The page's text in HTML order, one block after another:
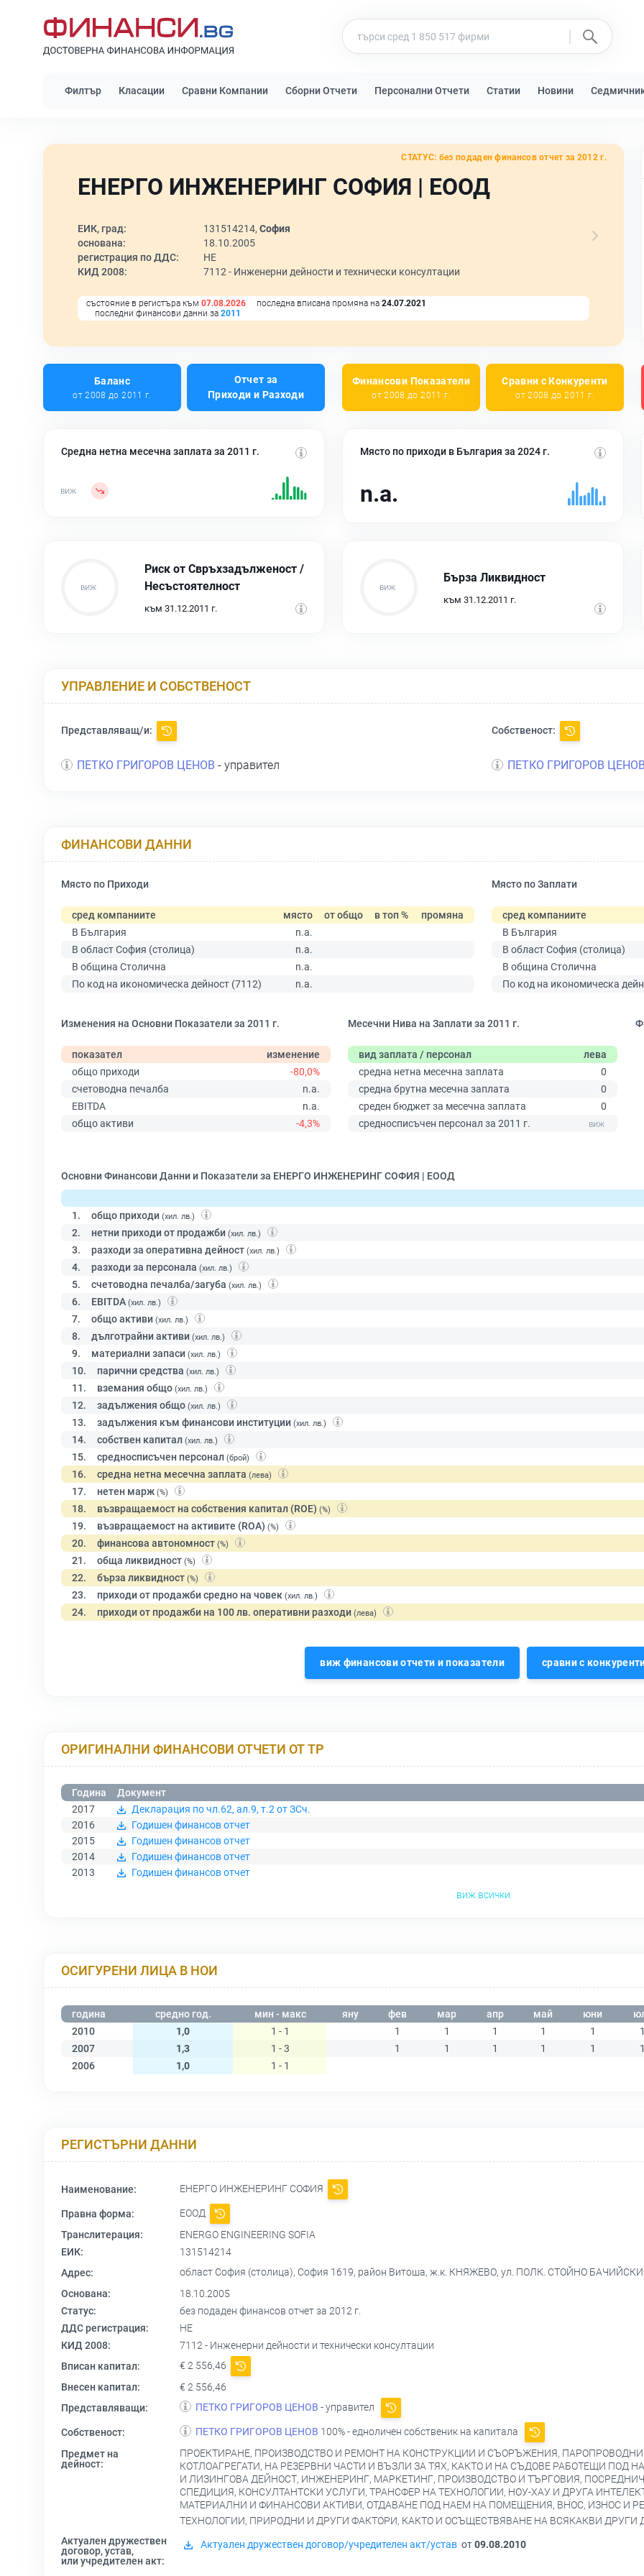
Филтър Класации Сравни Компании Сборни Отчети Персонални Отчети Статии Новини
ЕНЕРГО ИНЖЕНЕРИНГ СОФИЯ | ЕООД
СТАТУС: без подаден финансов отчет за 2012 г.
ЕИК, град: 131514214, София
основана:
18.10.2005
регистрация по ДДС:
НЕ
КИД 2008:
7112 - Инженерни дейности и технически консултации
състояние в регистъра към 07.08.2026 последна вписана промяна на 24.07.2021
последни финансови данни за 2011
Баланс
от 2008 до 2011 г.
Отчет за
Приходи и Разходи
Финансови Показатели
от 2008 до 2011 г.
Сравни с Конкуренти
от 2008 до 2011 г.
Средна нетна месечна заплата за 2011 г. Място по приходи в България за 2024 г.
n.a.
Риск от Свръхзадълженост /
Несъстоятелност
към 31.12.2011 г.
Бърза Ликвидност
към 31.12.2011 г.
УПРАВЛЕНИЕ И СОБСТВЕНОСТ
Представляващ/и:
ПЕТКО ГРИГОРОВ ЦЕНОВ - управител
Собственост:
ПЕТКО ГРИГОРОВ
ФИНАНСОВИ ДАННИ
Място по Приходи
сред компаниите място от общо в топ %
промяна
В България
n.a.
В област София (столица)
n.a.
В община Столична
n.a.
По код на икономическа дейност (7112)
n.a.
Място по Заплати
сред компаниите
В България
В област София (столица)
В община Столична
По код на икономическа
Изменения на Основни Показатели за 2011 г.
показател
изменение
общо приходи
-80,0%
счетоводна печалба
n.a.
EBITDA
n.a.
общо активи
-4,3%
Месечни Нива на Заплати за 2011 г.
вид заплата / персонал
лева
средна нетна месечна заплата
0
средна брутна месечна заплата
0
среден бюджет за месечна заплата
0
средносписъчен персонал за 2011 г.
Основни Финансови Данни и Показатели за ЕНЕРГО ИНЖЕНЕРИНГ СОФИЯ | ЕООД
1. общо приходи (хил. лв.)
2. нетни приходи от продажби (хил. лв.)
3. разходи за оперативна дейност (хил. лв.)
4. разходи за персонала (хил. лв.)
5. счетоводна печалба/загуба (хил. лв.)
6. EBITDA (хил. лв.)
7. общо активи (хил. лв.)
8. дълготрайни активи (хил. лв.)
9. материални запаси (хил. лв.)
10. парични средства (хил. лв.)
11. вземания общо (хил. лв.)
12. задължения общо (хил. лв.)
13. задължения към финансови институции (хил. лв.)
14. собствен капитал (хил. лв.)
15. средносписъчен персонал (брой)
16. средна нетна месечна заплата (лева)
17. нетен марж (%)
18. възвращаемост на собствения капитал (ROE) (%)
19. възвращаемост на активите (ROA) (%)
20. финансова автономност (%)
21. обща ликвидност (%)
22. бърза ликвидност (%)
23. приходи от продажби средно на човек (хил. лв.)
24. приходи от продажби на 100 лв. оперативни разходи (лева)
виж финансови отчети и показатели сравни с
ОРИГИНАЛНИ ФИНАНСОВИ ОТЧЕТИ ОТ ТР
Година
Документ
2017
Декларация по чл.62, ал.9, т.2 от ЗСч.
2016
Годишен финансов отчет
2015
Годишен финансов отчет
2014
Годишен финансов отчет
2013
Годишен финансов отчет
виж всички
ОСИГУРЕНИ ЛИЦА В НОИ
година средно год. мин - макс яну фев мар апр май юни
2010
1,0 1 - 1 1 1 1 1 1
2007
1,3 1 - 3 1 1 1 1 1
2006
1,0 1 - 1
РЕГИСТЪРНИ ДАННИ
Наименование: ЕНЕРГО ИНЖЕНЕРИНГ СОФИЯ
Правна форма:
ЕООД
Транслитерация:
ENERGO ENGINEERING SOFIA
ЕИК:
131514214
Адрес:
област София (столица), София 1619, район Витоша, ж.к. КНЯЖЕВО, ул. ПОЛК. СТОЙНО БАЧИЙСКИ
Основана:
18.10.2005
Статус:
без подаден финансов отчет за 2012 г.
ДДС регистрация:
НЕ
КИД 2008:
7112 - Инженерни дейности и технически консултации
Вписан капитал:
€ 2 556,46
Внесен капитал:
€ 2 556,46
Представляващи:
ПЕТКО ГРИГОРОВ ЦЕНОВ - управител
Собственост: ПЕТКО ГРИГОРОВ ЦЕНОВ 100% - едноличен собственик на капитала
Предмет на
дейност:
ПРОЕКТИРАНЕ, ПРОИЗВОДСТВО И РЕМОНТ НА КОНСТРУКЦИИ И СЪОРЪЖЕНИЯ,
КОТЛОАГРЕГАТИ, НА РЕЗЕРВНИ ЧАСТИ И ВЪЗЛИ ЗА ТЯХ, КАКТО И НА СЪДОВЕ РАБОТЕЩИ ПОД
И ЛИЗИНГОВА ДЕЙНОСТ, ИНЖЕНЕРИНГ, МАРКЕТИНГ, ПРОИЗВОДСТВО И ТЪРГОВИЯ,
СПЕДИЦИЯ, КОНСУЛТАНТСКИ УСЛУГИ, ТРАНСФЕР НА ТЕХНОЛОГИИ, НОУ-ХАУ И ДРУГА
МАТЕРИАЛНИ И ФИНАНСОВИ АКТИВИ, ОТДАВАНЕ ПОД НАЕМ НА ПОМЕЩЕНИЯ, ВНОС, ИЗНОС И
ТЕХНОЛОГИИ, ПРИРОДНИ И ДРУГИ ФАКТОРИ, КАКТО И ОСЪЩЕСТВЯВАНЕ НА ВСЯКАКВИ ДРУГИ
Актуален дружествен
договор, устав,
или учредителен акт:
Актуален дружествен договор/учредителен акт/устав от09.08.2010